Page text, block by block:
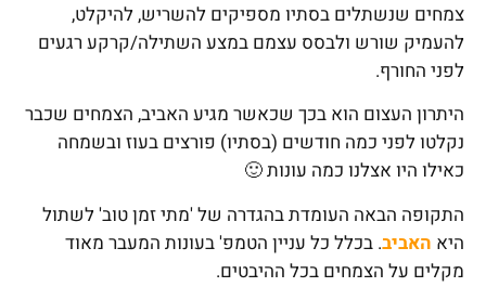
צמחים שנשתלים בסתיו מספיקים להשריש, להיקלט,
להעמיק שורש ולבסס עצמם במצע השתילה/קרקע רגעים
לפני החורף.
היתרון העצום הוא בכך שכאשר מגיע האביב, הצמחים שכבר
נקלטו לפני כמה חודשים (בסתיו) פורצים בעוז ובשמחה
כאילו היו אצלנו כמה עונות 🙂
התקופה הבאה העומדת בהגדרה של 'מתי זמן טוב' לשתול
היא האביב. בכלל כל עניין הטמפ' בעונות המעבר מאוד
מקלים על הצמחים בכל ההיבטים.